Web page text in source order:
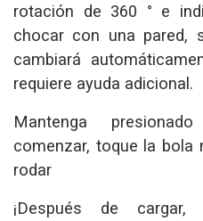
rotación de 360 ° e
chocar con una pared,
cambiará
requiere ayuda adicional.
Mantenga
comenzar, toque la bola
rodar
¡Después de